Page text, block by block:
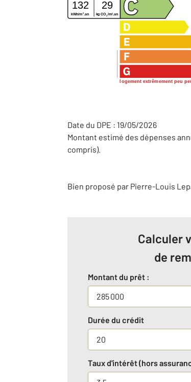
logement extrêmement peu
132 29
kWh/m 2 .an kg CO2/m2 .an
Date du DPE : 19/05/2026
Montant estimé des dépenses
compris).
Bien proposé par Pierre-Louis
Calculer
de
Montant du prêt :
Durée du crédit
Taux d'intérêt (hors